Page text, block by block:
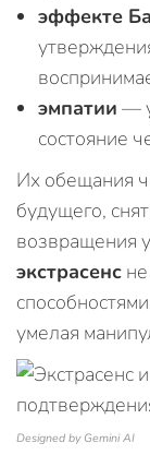
эффекте
эмпатии —
состояние
Их обещания
будущего,
возвращения
экстрасенс
умелая
Designed by Gemini AI